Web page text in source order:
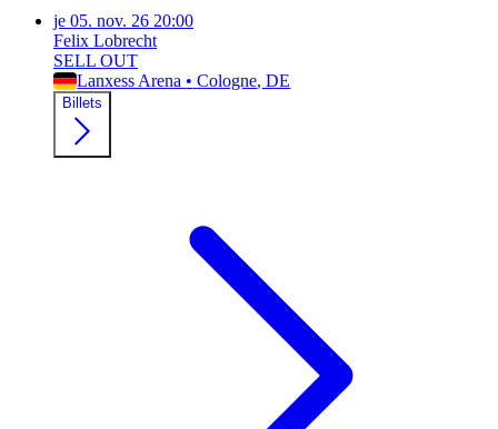
je 05. nov. 26 20:00
Felix Lobrecht
SELL OUT
Lanxess Arena • Cologne, DE
Billets